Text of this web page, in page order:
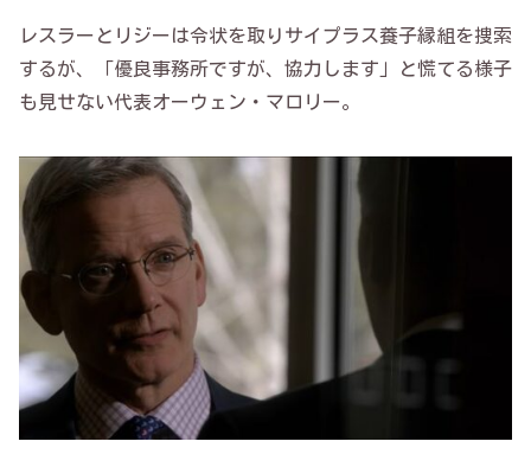
レスラーとリジーは令状を取りサイプラス養子縁組を捜索
するが、「優良事務所ですが、協力します」と慌てる様子
も見せない代表オーウェン・マロリー。